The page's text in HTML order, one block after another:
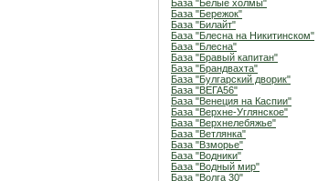
База "Белые холмы"
База "Бережок"
База "Билайт"
База "Блесна на Никитинском"
База "Блесна"
База "Бравый капитан"
База "Брандвахта"
База "Булгарский дворик"
База "ВЕГА56"
База "Венеция на Каспии"
База "Верхне-Углянское"
База "Верхнелебяжье"
База "Ветлянка"
База "Взморье"
База "Водники"
База "Водный мир"
База "Волга 30"